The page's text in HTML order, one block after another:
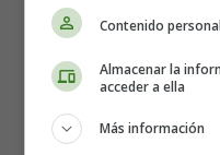
Instrumentos
Detalles
Contenido
Almacenar la
acceder a ella
Más información